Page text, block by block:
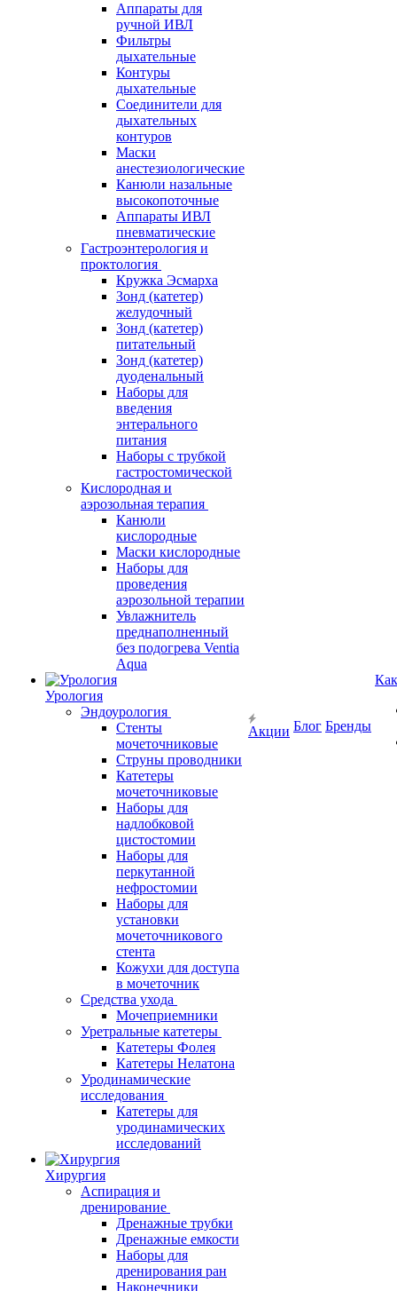
Аппараты для
ручной ИВЛ
Фильтры
дыхательные
Контуры
дыхательные
Соединители для
дыхательных
контуров
Маски
анестезиологические
Канюли назальные
высокопоточные
Аппараты ИВЛ
пневматические
Гастроэнтерология и
проктология
Кружка Эсмарха
Зонд (катетер)
желудочный
Зонд (катетер)
питательный
Зонд (катетер)
дуоденальный
Наборы для
введения
энтерального
питания
Наборы с трубкой
гастростомической
Кислородная и
аэрозольная терапия
Канюли
кислородные
Маски кислородные
Наборы для
проведения
аэрозольной терапии
Увлажнитель
преднаполненный
без подогрева Ventia
Aqua
Урология
Эндоурология
Стенты
мочеточниковые
Струны проводники
Катетеры
мочеточниковые
Наборы для
надлобковой
цистостомии
Наборы для
перкутанной
нефростомии
Наборы для
установки
мочеточникового
стента
Кожухи для доступа
в мочеточник
Средства ухода
Мочеприемники
Уретральные катетеры
Катетеры Фолея
Катетеры Нелатона
Уродинамические
исследования
Катетеры для
уродинамических
исследований
Хирургия
Аспирация и
дренирование
Дренажные трубки
Дренажные емкости
Наборы для
дренирования ран
Наконечники
Акции Блог Бренды